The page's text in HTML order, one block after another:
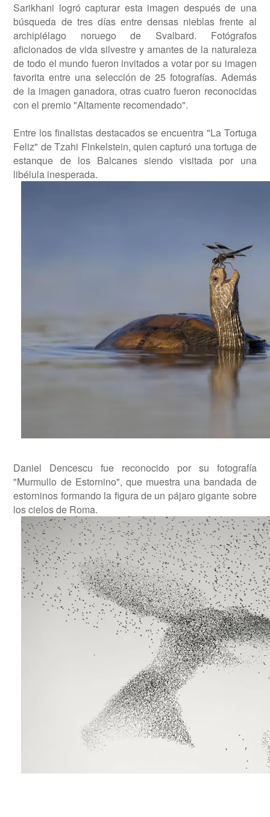
Sarikhani logró capturar esta imagen después de una
búsqueda de tres días entre densas nieblas frente al
archipiélago noruego de Svalbard. Fotógrafos
aficionados de vida silvestre y amantes de la naturaleza
de todo el mundo fueron invitados a votar por su imagen
favorita entre una selección de 25 fotografías. Además
de la imagen ganadora, otras cuatro fueron reconocidas
con el premio "Altamente recomendado".
Entre los finalistas destacados se encuentra "La Tortuga
Feliz" de Tzahi Finkelstein, quien capturó una tortuga de
estanque de los Balcanes siendo visitada por una
libélula inesperada.
Daniel Dencescu fue reconocido por su fotografía
"Murmullo de Estornino", que muestra una bandada de
estorninos formando la figura de un pájaro gigante sobre
los cielos de Roma.